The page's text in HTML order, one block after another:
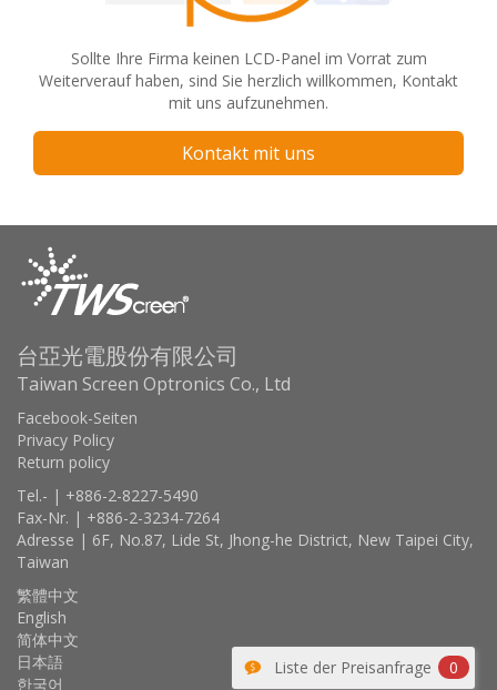
Sollte Ihre Firma keinen LCD-Panel im Vorrat zum
Weiterverauf haben, sind Sie herzlich willkommen, Kontakt
mit uns aufzunehmen.
Kontakt mit uns
Liste der Preisanfrage 0
台亞光電股份有限公司
Taiwan Screen Optronics Co., Ltd
Facebook-Seiten
Privacy Policy
Return policy
Tel.- | +886-2-8227-5490
Fax-Nr. | +886-2-3234-7264
Adresse | 6F, No.87, Lide St, Jhong-he District, New Taipei City,
Taiwan
繁體中文
English
简体中文
日本語
한국어